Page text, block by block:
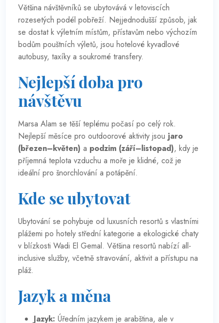
Většina návštěvníků se ubytovává v letoviscích
rozesetých podél pobřeží. Nejjednodušší způsob, jak
se dostat k výletním místům, přístavům nebo výchozím
bodům pouštních výletů, jsou hotelové kyvadlové
autobusy, taxíky a soukromé transfery.
Nejlepší doba pro
návštěvu
Marsa Alam se těší teplému počasí po celý rok.
Nejlepší měsíce pro outdoorové aktivity jsou jaro
(březen–květen) a podzim (září–listopad), kdy je
příjemná teplota vzduchu a moře je klidné, což je
ideální pro šnorchlování a potápění.
Kde se ubytovat
Ubytování se pohybuje od luxusních resortů s vlastními
plážemi po hotely střední kategorie a ekologické chaty
v blízkosti Wadi El Gemal. Většina resortů nabízí all-
inclusive služby, včetně stravování, aktivit a přístupu na
pláž.
Jazyk a měna
Jazyk: Úředním jazykem je arabština, ale v